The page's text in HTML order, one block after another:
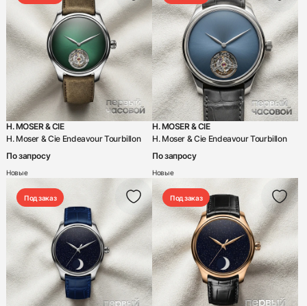
H. MOSER & CIE
H. Moser & Cie Endeavour Tourbillon
По запросу
Новые
H. MOSER & CIE
H. Moser & Cie Endeavour Tourbillon
По запросу
Новые
Под заказ Под заказ